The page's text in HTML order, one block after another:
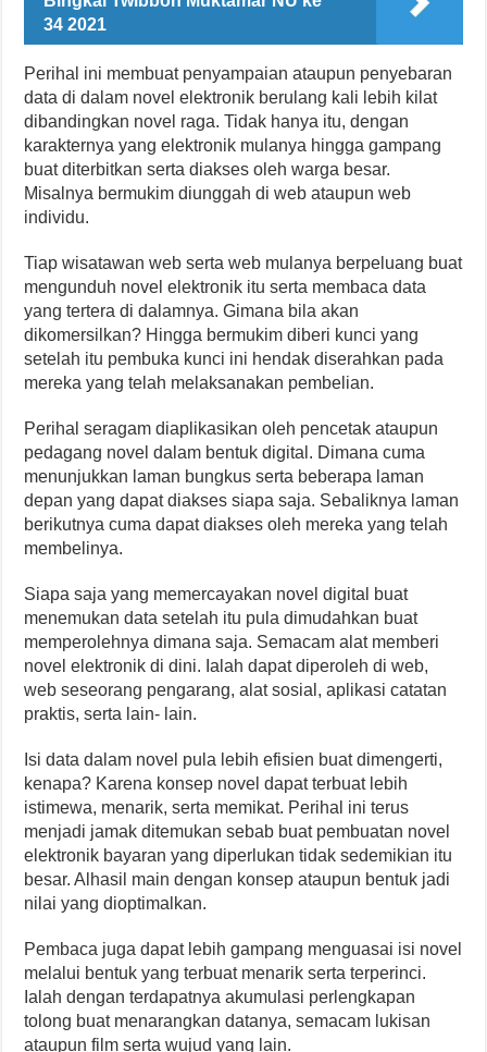
34 2021
Perihal ini membuat penyampaian ataupun penyebaran
data di dalam novel elektronik berulang kali lebih kilat
dibandingkan novel raga. Tidak hanya itu, dengan
karakternya yang elektronik mulanya hingga gampang
buat diterbitkan serta diakses oleh warga besar.
Misalnya bermukim diunggah di web ataupun web
individu.
Tiap wisatawan web serta web mulanya berpeluang buat
mengunduh novel elektronik itu serta membaca data
yang tertera di dalamnya. Gimana bila akan
dikomersilkan? Hingga bermukim diberi kunci yang
setelah itu pembuka kunci ini hendak diserahkan pada
mereka yang telah melaksanakan pembelian.
Perihal seragam diaplikasikan oleh pencetak ataupun
pedagang novel dalam bentuk digital. Dimana cuma
menunjukkan laman bungkus serta beberapa laman
depan yang dapat diakses siapa saja. Sebaliknya laman
berikutnya cuma dapat diakses oleh mereka yang telah
membelinya.
Siapa saja yang memercayakan novel digital buat
menemukan data setelah itu pula dimudahkan buat
memperolehnya dimana saja. Semacam alat memberi
novel elektronik di dini. Ialah dapat diperoleh di web,
web seseorang pengarang, alat sosial, aplikasi catatan
praktis, serta lain- lain.
Isi data dalam novel pula lebih efisien buat dimengerti,
kenapa? Karena konsep novel dapat terbuat lebih
istimewa, menarik, serta memikat. Perihal ini terus
menjadi jamak ditemukan sebab buat pembuatan novel
elektronik bayaran yang diperlukan tidak sedemikian itu
besar. Alhasil main dengan konsep ataupun bentuk jadi
nilai yang dioptimalkan.
Pembaca juga dapat lebih gampang menguasai isi novel
melalui bentuk yang terbuat menarik serta terperinci.
Ialah dengan terdapatnya akumulasi perlengkapan
tolong buat menarangkan datanya, semacam lukisan
ataupun film serta wujud yang lain.